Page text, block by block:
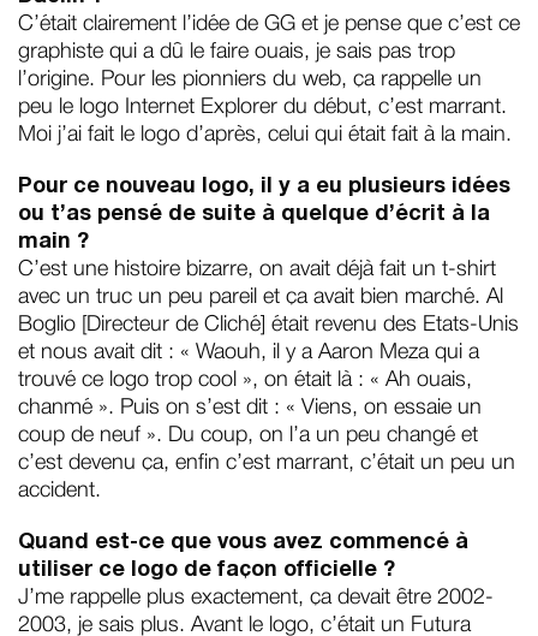
C’était clairement l’idée de GG et je pense que c’est ce
graphiste qui a dû le faire ouais, je sais pas trop
l’origine. Pour les pionniers du web, ça rappelle un
peu le logo Internet Explorer du début, c’est marrant.
Moi j’ai fait le logo d’après, celui qui était fait à la main.
Pour ce nouveau logo, il y a eu plusieurs idées
ou t’as pensé de suite à quelque d’écrit à la
main ?
C’est une histoire bizarre, on avait déjà fait un t-shirt
avec un truc un peu pareil et ça avait bien marché. Al
Boglio [Directeur de Cliché] était revenu des Etats-Unis
et nous avait dit : « Waouh, il y a Aaron Meza qui a
trouvé ce logo trop cool », on était là : « Ah ouais,
chanmé ». Puis on s’est dit : « Viens, on essaie un
coup de neuf ». Du coup, on l’a un peu changé et
c’est devenu ça, enfin c’est marrant, c’était un peu un
accident.
Quand est-ce que vous avez commencé à
utiliser ce logo de façon officielle ?
J’me rappelle plus exactement, ça devait être 2002-
2003, je sais plus. Avant le logo, c’était un Futura